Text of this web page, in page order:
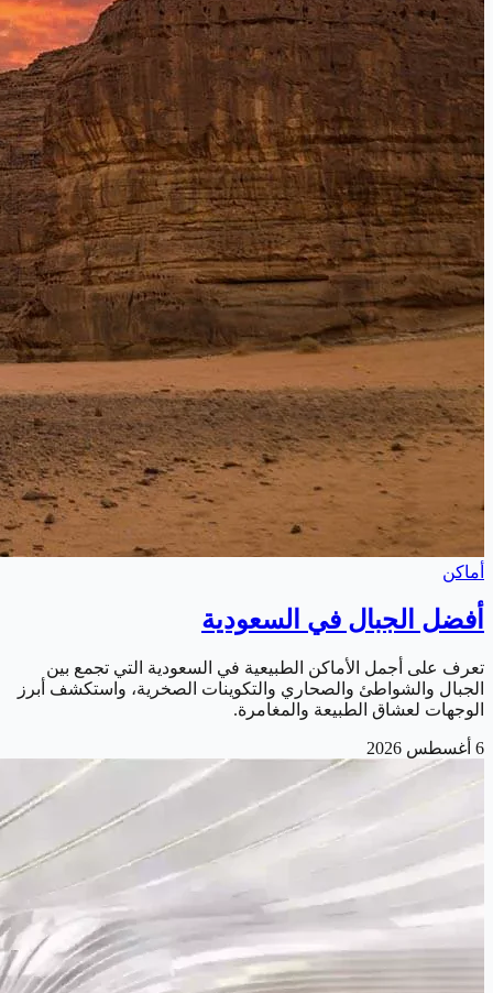
أماكن
أفضل الجبال في السعودية
تعرف على أجمل الأماكن الطبيعية في السعودية التي تجمع بين
الجبال والشواطئ والصحاري والتكوينات الصخرية، واستكشف أبرز
الوجهات لعشاق الطبيعة والمغامرة.
6 أغسطس 2026